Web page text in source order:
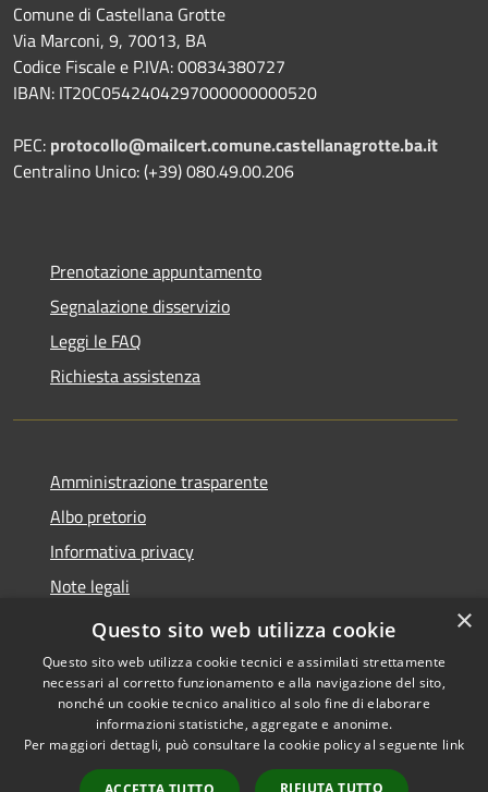
Comune di Castellana Grotte
Via Marconi, 9, 70013, BA
Codice Fiscale e P.IVA: 00834380727
IBAN: IT20C0542404297000000000520
PEC: protocollo@mailcert.comune.castellanagrotte.ba.it
Centralino Unico: (+39) 080.49.00.206
Prenotazione appuntamento
Segnalazione disservizio
Leggi le FAQ
Richiesta assistenza
Amministrazione trasparente
Albo pretorio
Informativa privacy
Note legali
Dichiarazione di accessibilità
Accessibilità
Copyright © 2026 • Comune di
Castellana Grotte • Powered
byMunicipium Accesso
×
Questo sito web utilizza cookie
Questo sito web utilizza cookie tecnici e assimilati strettamente
necessari al corretto funzionamento e alla navigazione del sito,
nonché un cookie tecnico analitico al solo fine di elaborare
informazioni statistiche, aggregate e anonime.
Per maggiori dettagli, può consultare la cookie policy al seguente link
RIFIUTA TUTTO